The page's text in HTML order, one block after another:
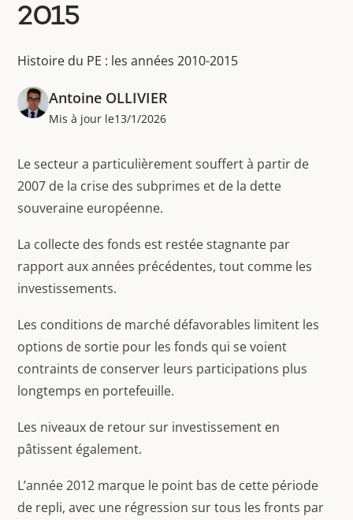
2015
Histoire du PE : les années 2010-2015
Antoine OLLIVIER
Mis à jour le13/1/2026
Le secteur a particulièrement souffert à partir de
2007 de la crise des subprimes et de la dette
souveraine européenne.
La collecte des fonds est restée stagnante par
rapport aux années précédentes, tout comme les
investissements.
Les conditions de marché défavorables limitent les
options de sortie pour les fonds qui se voient
contraints de conserver leurs participations plus
longtemps en portefeuille.
Les niveaux de retour sur investissement en
pâtissent également.
L’année 2012 marque le point bas de cette période
de repli, avec une régression sur tous les fronts par